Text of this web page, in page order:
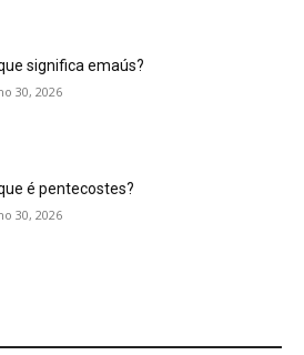
significa emaús?
30, 2026
é pentecostes?
30, 2026